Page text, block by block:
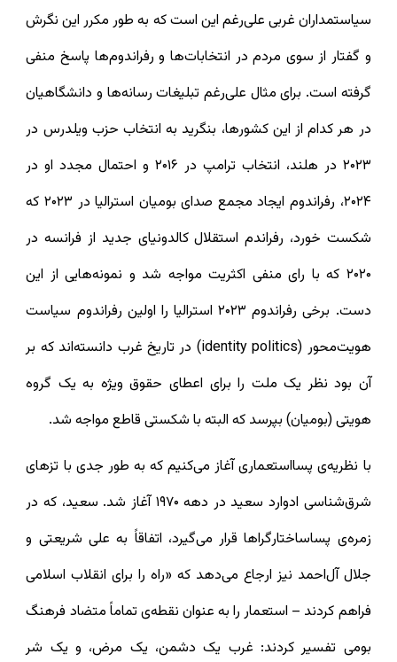
سیاستمداران غربی علی‌رغم این است که به طور مکرر این نگرش
و گفتار از سوی مردم در انتخابات‌ها و رفراندوم‌ها پاسخ منفی
گرفته است. برای مثال علی‌رغم تبلیغات رسانه‌ها و دانشگاهیان
در هر کدام از این کشورها، بنگرید به انتخاب حزب ویلدرس در
۲۰۲۳ در هلند، انتخاب ترامپ در ۲۰۱۶ و احتمال مجدد او در
۲۰۲۴، رفراندوم ایجاد مجمع صدای بومیان استرالیا در ۲۰۲۳ که
شکست خورد، رفراندم استقلال کالدونیای جدید از فرانسه در
۲۰۲۰ که با رای منفی اکثریت مواجه شد و نمونه‌هایی از این
دست. برخی رفراندوم ۲۰۲۳ استرالیا را اولین رفراندوم سیاست
هویت‌محور (identity politics) در تاریخ غرب دانسته‌اند که بر
آن بود نظر یک ملت را برای اعطای حقوق ویژه به یک گروه
هویتی (بومیان) بپرسد که البته با شکستی قاطع مواجه شد.
با نظریه‌ی پسااستعماری آغاز می‌کنیم که به طور جدی با تزهای
شرق‌شناسی ادوارد سعید در دهه ۱۹۷۰ آغاز شد. سعید، که در
زمره‌ی پساساختارگراها قرار می‌گیرد، اتفاقاً به علی شریعتی و
جلال آل‌احمد نیز ارجاع می‌دهد که «راه را برای انقلاب اسلامی
فراهم کردند – استعمار را به عنوان نقطه‌ی تماماً متضاد فرهنگ
بومی تفسیر کردند: غرب یک دشمن، یک مرض، و یک شر